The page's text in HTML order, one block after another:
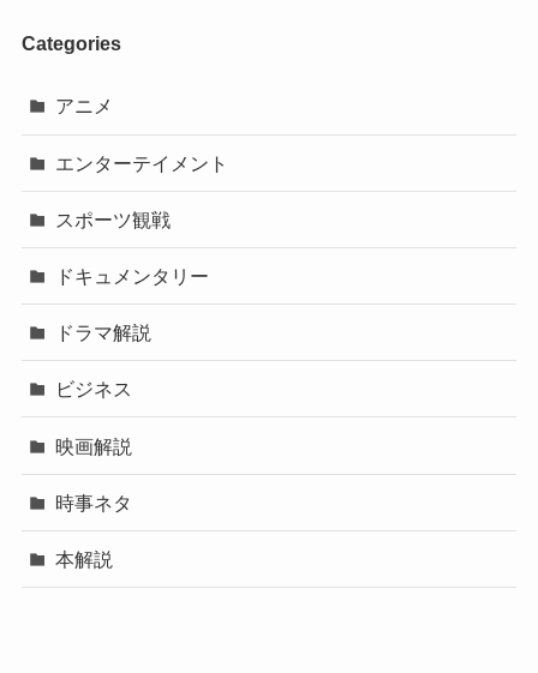
Categories
アニメ
エンターテイメント
スポーツ観戦
ドキュメンタリー
ドラマ解説
ビジネス
映画解説
時事ネタ
本解説